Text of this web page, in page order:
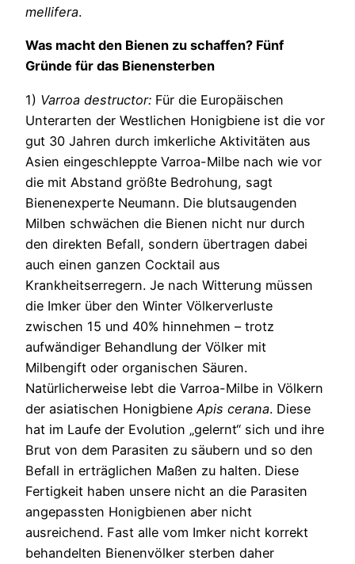
mellifera.
Was macht den Bienen zu schaffen? Fünf
Gründe für das Bienensterben
1) Varroa destructor: Für die Europäischen
Unterarten der Westlichen Honigbiene ist die vor
gut 30 Jahren durch imkerliche Aktivitäten aus
Asien eingeschleppte Varroa-Milbe nach wie vor
die mit Abstand größte Bedrohung, sagt
Bienenexperte Neumann. Die blutsaugenden
Milben schwächen die Bienen nicht nur durch
den direkten Befall, sondern übertragen dabei
auch einen ganzen Cocktail aus
Krankheitserregern. Je nach Witterung müssen
die Imker über den Winter Völkerverluste
zwischen 15 und 40% hinnehmen – trotz
aufwändiger Behandlung der Völker mit
Milbengift oder organischen Säuren.
Natürlicherweise lebt die Varroa-Milbe in Völkern
der asiatischen Honigbiene Apis cerana. Diese
hat im Laufe der Evolution „gelernt“ sich und ihre
Brut von dem Parasiten zu säubern und so den
Befall in erträglichen Maßen zu halten. Diese
Fertigkeit haben unsere nicht an die Parasiten
angepassten Honigbienen aber nicht
ausreichend. Fast alle vom Imker nicht korrekt
behandelten Bienenvölker sterben daher